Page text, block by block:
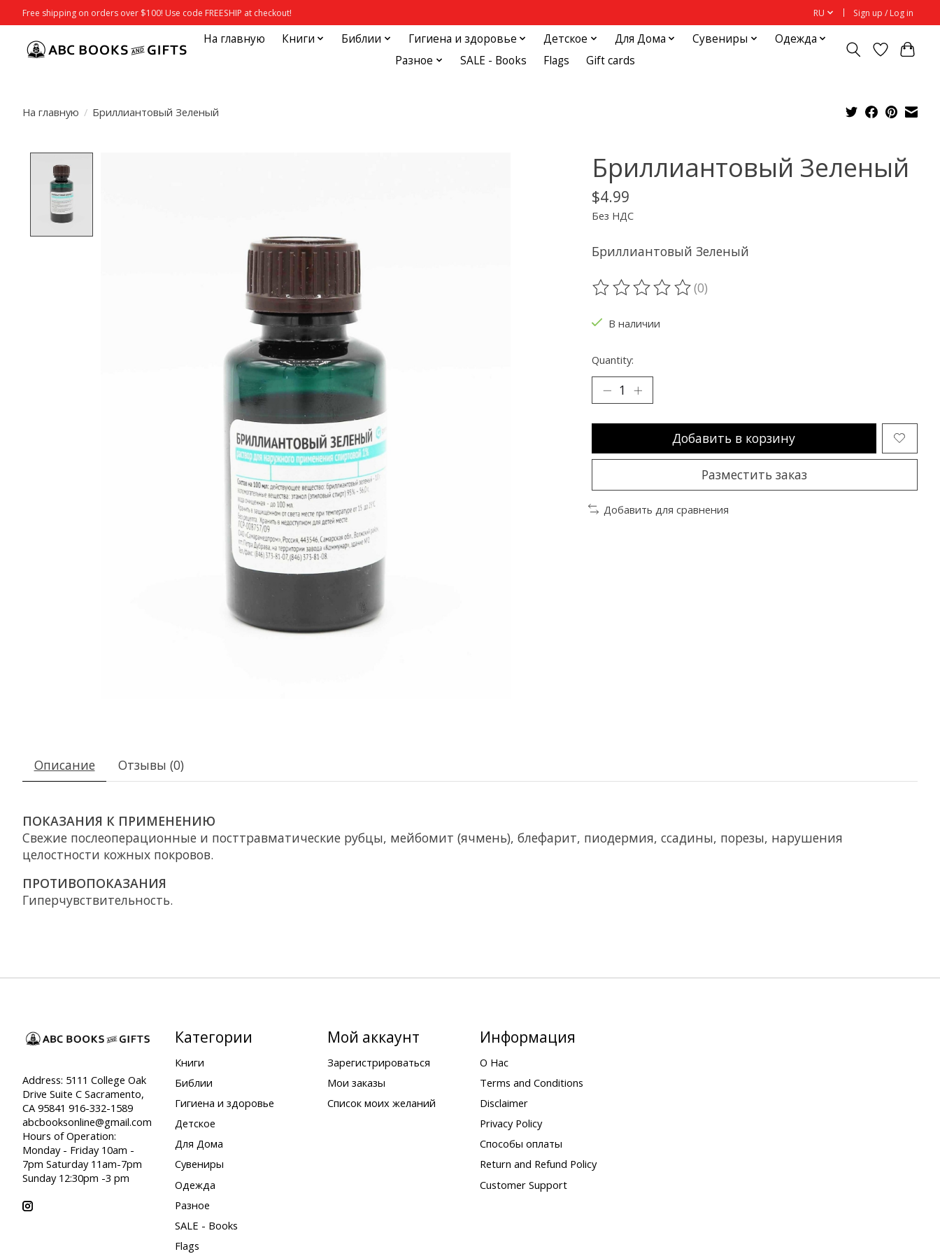
Free shipping on orders over $100! Use code FREESHIP at checkout! RU Sign up / Log in
На главную Книги Библии Гигиена и здоровье Детское Для Дома Сувениры
Одежда
Разное
SALE - Books Flags Gift cards
На главную / Бриллиантовый Зеленый
Бриллиантовый Зеленый
$4.99
Без НДС
Бриллиантовый Зеленый
The rating of this product is
(0)
В наличии
Quantity:
Добавить в корзину
Разместить заказ
Добавить для сравнения
Описание Отзывы (0)
ПОКАЗАНИЯ К ПРИМЕНЕНИЮ
Свежие послеоперационные и посттравматические рубцы, мейбомит (ячмень), блефарит, пиодермия, ссадины, порезы, нарушения
целостности кожных покровов.
ПРОТИВОПОКАЗАНИЯ
Гиперчувствительность.
Address: 5111 College Oak
Drive Suite C Sacramento,
CA 95841 916-332-1589
abcbooksonline@gmail.com
Hours of Operation:
Monday - Friday 10am -
7pm Saturday 11am-7pm
Sunday 12:30pm -3 pm
Категории
Книги
Библии
Гигиена и здоровье
Детское
Для Дома
Сувениры
Одежда
Разное
SALE - Books
Flags
Мой аккаунт
Зарегистрироваться
Мои заказы
Список моих желаний
Информация
О Нас
Terms and Conditions
Disclaimer
Privacy Policy
Способы оплаты
Return and Refund Policy
Customer Support